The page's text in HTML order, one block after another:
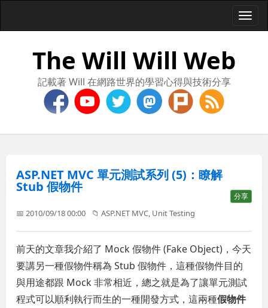
The Will Will Web
記載著 Will 在網路世界的學習心得與技術分享
ASP.NET MVC 單元測試系列 (5)：瞭解
Stub 假物件
分享
📅 2010/09/18 00:00 📁ASP.NET MVC Unit Testing
前天的文章我介紹了 Mock 假物件 (Fake Object)，今天
要講另一種假物件稱為 Stub 假物件，這種假物件目的
與用途都跟 Mock 非常相近，總之就是為了讓單元測試
程式可以順利執行而生的一種開發方式，這兩種假物件